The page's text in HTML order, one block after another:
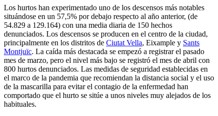
Los hurtos han experimentado uno de los descensos más notables
situándose en un 57,5% por debajo respecto al año anterior, (de
54.829 a 129.164) con una media diaria de 150 hechos
denunciados. Los descensos se producen en el centro de la ciudad,
principalmente en los distritos de Ciutat Vella, Eixample y Sants
Montjuïc. La caída más destacada se empezó a registrar el pasado
mes de marzo, pero el nivel más bajo se registró el mes de abril con
800 hurtos denunciados. Las medidas de seguridad establecidas en
el marco de la pandemia que recomiendan la distancia social y el uso
de la mascarilla para evitar el contagio de la enfermedad han
comportado que el hurto se sitúe a unos niveles muy alejados de los
habituales.